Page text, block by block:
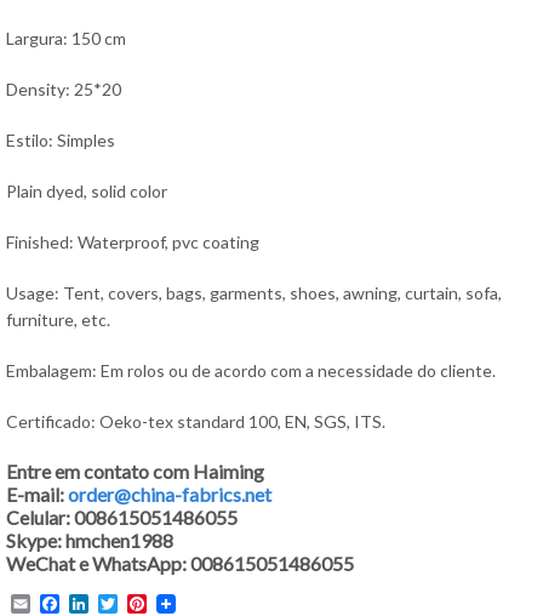
Largura: 150 cm
Density: 25*20
Estilo: Simples
Plain dyed, solid color
Finished: Waterproof, pvc coating
Usage: Tent, covers, bags, garments, shoes, awning, curtain, sofa,
furniture, etc.
Embalagem: Em rolos ou de acordo com a necessidade do cliente.
Certificado: Oeko-tex standard 100, EN, SGS, ITS.
Entre em contato com Haiming
E-mail:order@china-fabrics.net
Celular: 008615051486055
Skype: hmchen1988
WeChat e WhatsApp: 008615051486055
EmailFacebook
LinkedIn
TwitterPinterest